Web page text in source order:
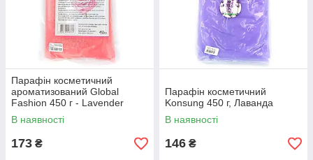
Парафін косметичний
ароматизований Global
Fashion 450 г - Lavender
В наявності
173 ₴
Парафін косметичний
Konsung 450 г, Лаванда
В наявності
146 ₴